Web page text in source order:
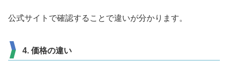
公式サイトで確認することで違いが分かります。
4. 価格の違い